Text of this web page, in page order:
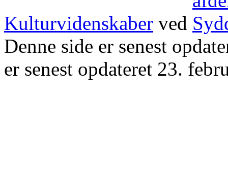
Kulturvidenskaber ved
Denne side er senest
er senest opdateret 23.